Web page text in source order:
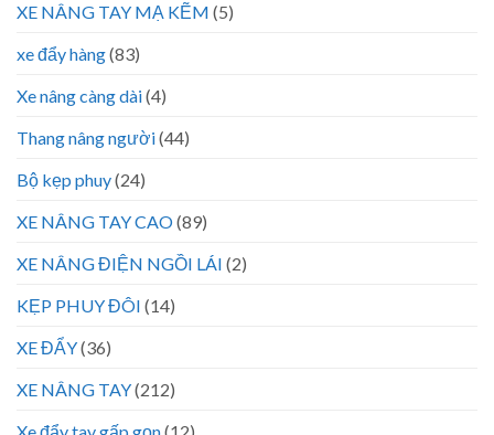
XE NÂNG TAY MẠ KẼM (5)
xe đẩy hàng(83)
Xe nâng càng dài(4)
Thang nâng người(44)
Bộ kẹp phuy(24)
XE NÂNG TAY CAO(89)
XE NÂNG ĐIỆN NGỒI LÁI (2)
KẸP PHUY ĐÔI (14)
XE ĐẨY(36)
XE NÂNG TAY(212)